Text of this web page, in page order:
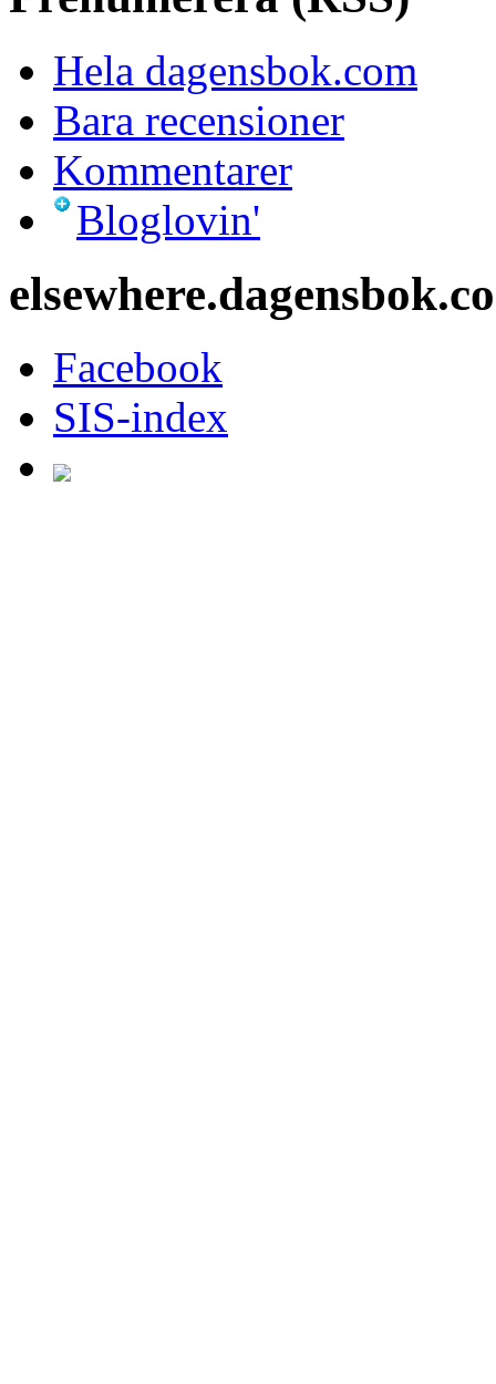
Vill du vara med?
© us3 AB och respektive
ISSN1652-1277
XHTML/CSS